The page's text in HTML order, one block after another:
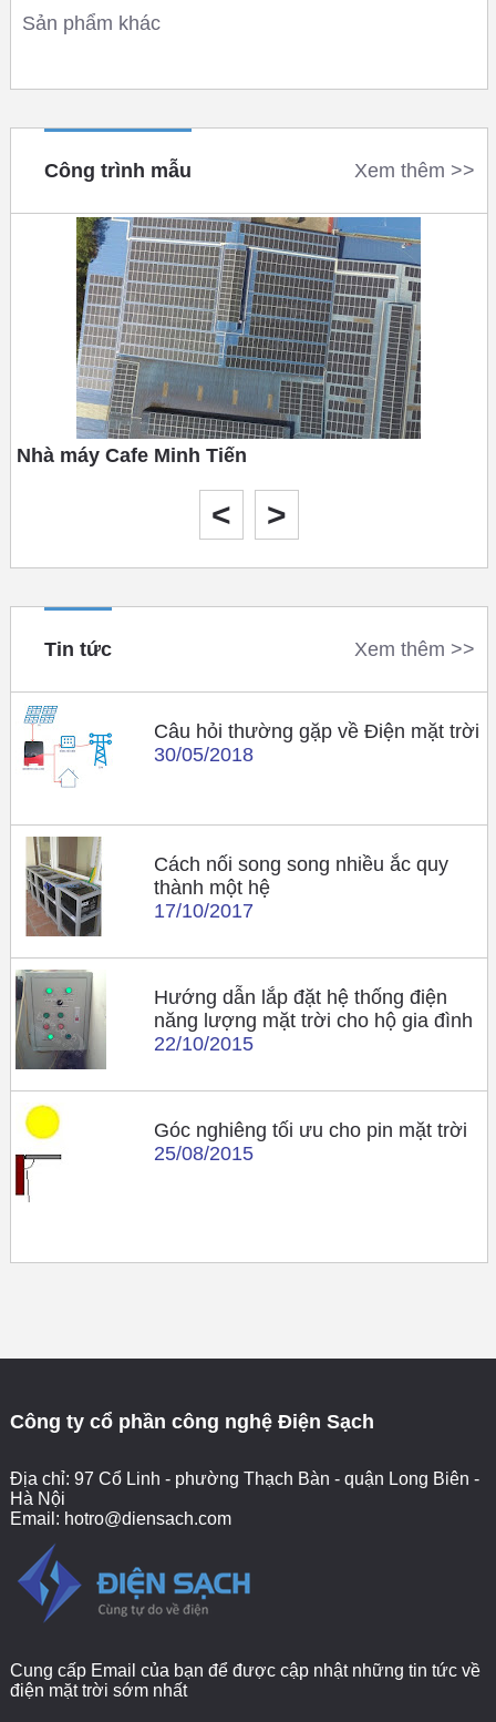
Sản phẩm khác
Công trình mẫu Xem thêm >>
Nhà máy Cafe Minh Tiến
< >
Tin tức Xem thêm >>
Câu hỏi thường gặp về Điện mặt trời
30/05/2018
Cách nối song song nhiều ắc quy
thành một hệ
17/10/2017
Hướng dẫn lắp đặt hệ thống điện
năng lượng mặt trời cho hộ gia đình
22/10/2015
Góc nghiêng tối ưu cho pin mặt trời
25/08/2015
Công ty cổ phần công nghệ Điện Sạch
Địa chỉ: 97 Cổ Linh - phường Thạch Bàn - quận Long Biên -
Hà Nội
Email: hotro@diensach.com
Cung cấp Email của bạn để được cập nhật những tin tức về
điện mặt trời sớm nhất